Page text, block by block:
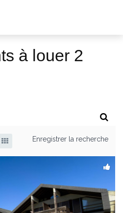
à louer 2
Enregistrer la recherche